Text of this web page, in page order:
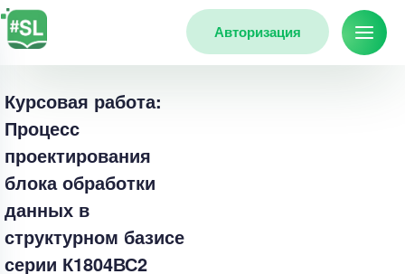
Авторизация
Курсовая работа:
Процесс
проектирования
блока обработки
данных в
структурном базисе
серии К1804ВС2